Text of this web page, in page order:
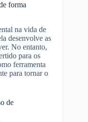
forma
na vida de
desenvolve as
No entanto,
para os
ferramenta
para tornar o
de